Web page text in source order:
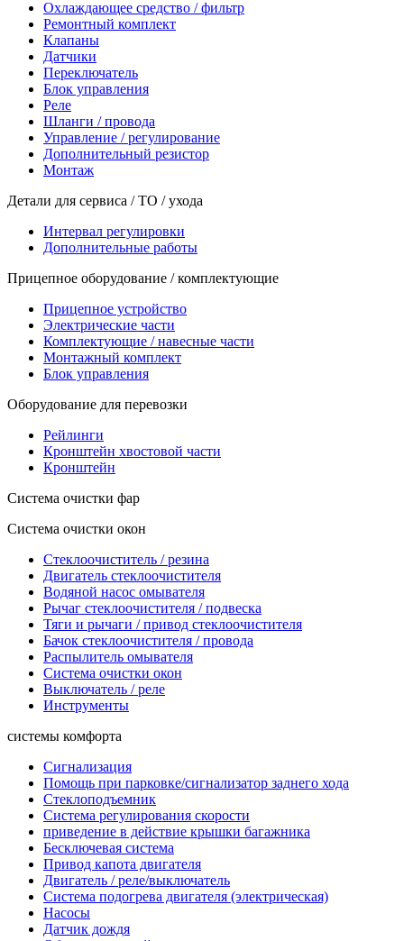
Охлаждающее средство / фильтр
Ремонтный комплект
Клапаны
Датчики
Переключатель
Блок управления
Реле
Шланги / провода
Управление / регулирование
Дополнительный резистор
Монтаж
Детали для сервиса / ТО / ухода
Интервал регулировки
Дополнительные работы
Прицепное оборудование / комплектующие
Прицепное устройство
Электрические части
Комплектующие / навесные части
Монтажный комплект
Блок управления
Оборудование для перевозки
Рейлинги
Кронштейн хвостовой части
Кронштейн
Система очистки фар
Система очистки окон
Стеклоочиститель / резина
Двигатель стеклоочистителя
Водяной насос омывателя
Рычаг стеклоочистителя / подвеска
Тяги и рычаги / привод стеклоочистителя
Бачок стеклоочистителя / провода
Распылитель омывателя
Система очистки окон
Выключатель / реле
Инструменты
системы комфорта
Сигнализация
Помощь при парковке/сигнализатор заднего хода
Стеклоподъемник
Система регулирования скорости
приведение в действие крышки багажника
Бесключевая система
Привод капота двигателя
Двигатель / реле/выключатель
Система подогрева двигателя (электрическая)
Насосы
Датчик дождя